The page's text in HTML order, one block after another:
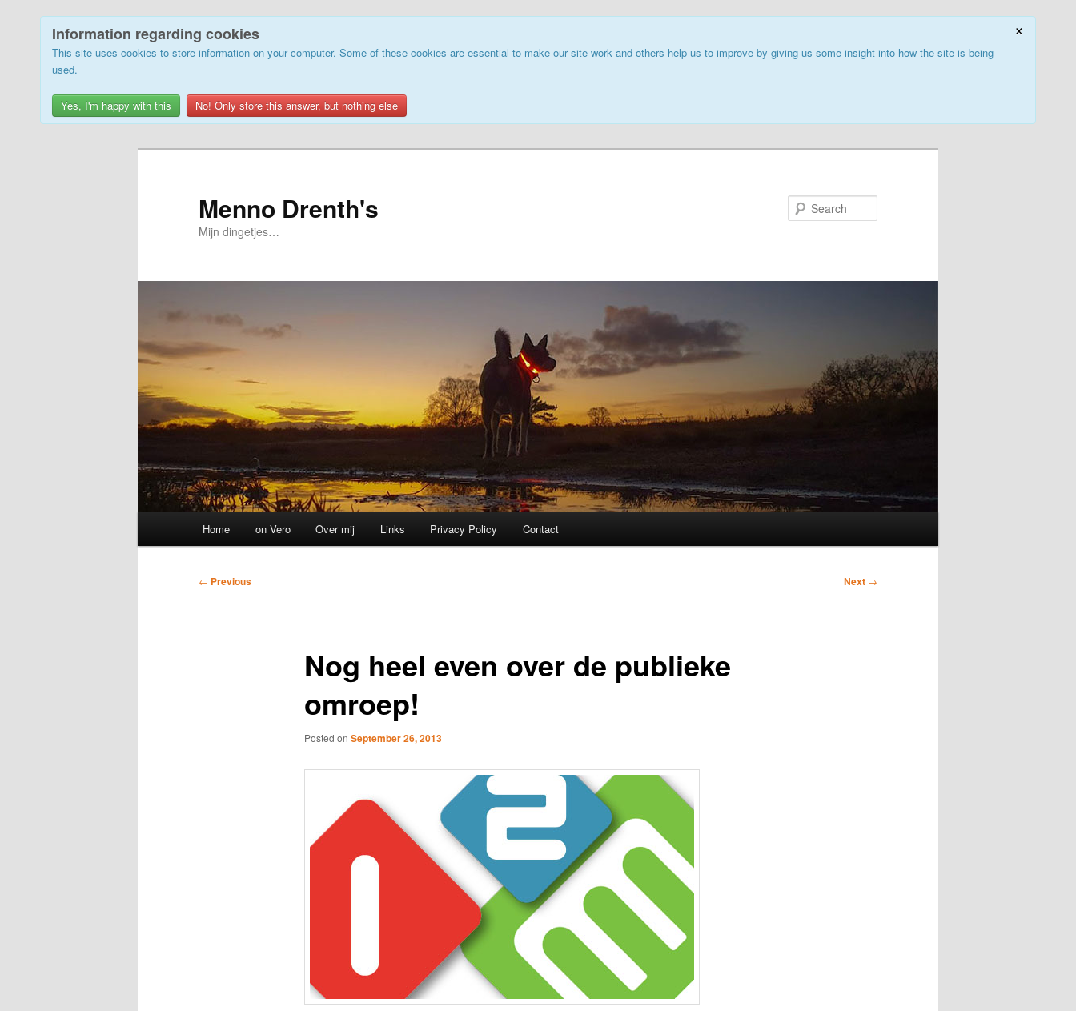
×
Information regarding cookies
This site uses cookies to store information on your computer. Some of these cookies are essential to make our site work and others help us to improve by giving us some insight into how the site is being
used.
Yes, I'm happy with this No! Only store this answer, but nothing else
Menno Drenth's
Mijn dingetjes…
Home on Vero Over mij Links Privacy Policy Contact
Post
← Previous Next →
Nog heel even over de publieke
omroep!
Posted on September 26, 2013